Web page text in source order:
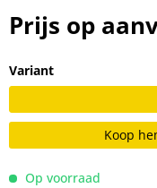
Prijs op
Variant
Koop
Op voorraad